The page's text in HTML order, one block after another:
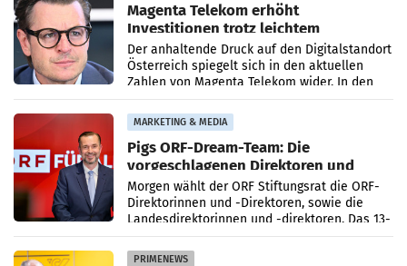
Magenta Telekom erhöht
Investitionen trotz leichtem
Umsatzrückgang
Der anhaltende Druck auf den Digitalstandort
Österreich spiegelt sich in den aktuellen
Zahlen von Magenta Telekom wider. In den
ersten sechs Monaten des laufenden Jahres
verzeichnete
MARKETING & MEDIA
Pigs ORF-Dream-Team: Die
vorgeschlagenen Direktoren und
Direktorinnen
Morgen wählt der ORF Stiftungsrat die ORF-
Direktorinnen und -Direktoren, sowie die
Landesdirektorinnen und -direktoren. Das 13-
köpfige Wunschteam des ab 1. Jänner 2027
amtierenden
PRIMENEWS